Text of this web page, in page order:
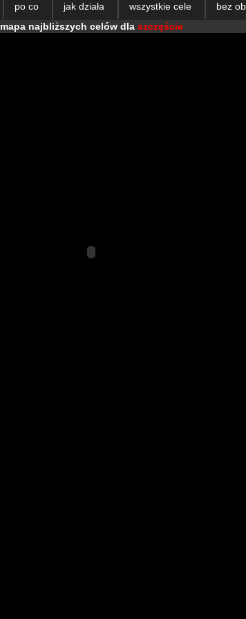
po co jak działa wszystkie cele
bez
mapa najbliższych celów dla szczęście